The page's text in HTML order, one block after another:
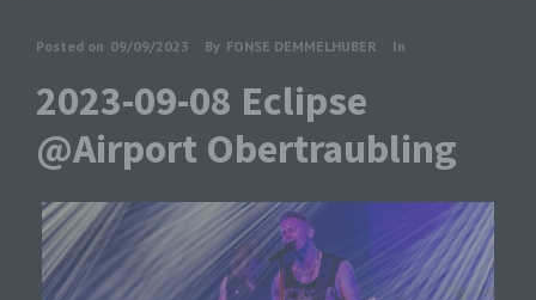
Posted on 09/09/2023 By FONSE DEMMELHUBER In
2023-09-08 Eclipse
@Airport Obertraubling